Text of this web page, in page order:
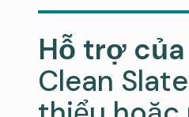
Hỗ trợ
Clean